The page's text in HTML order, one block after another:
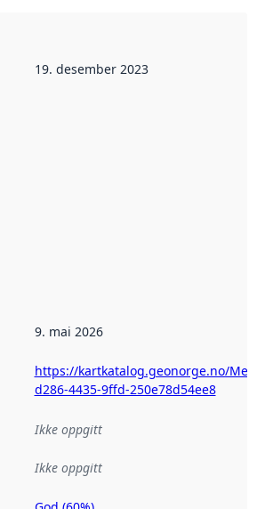
datoen
ble
ha
om
her
19. desember 2023
9. mai 2026
https://kartkatalog.geonorge.no/
d286-4435-9ffd-250e78d54ee8
Ikke oppgitt
Ikke oppgitt